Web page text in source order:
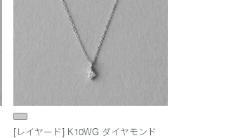
[レイヤード] K10WG ダイヤモンド